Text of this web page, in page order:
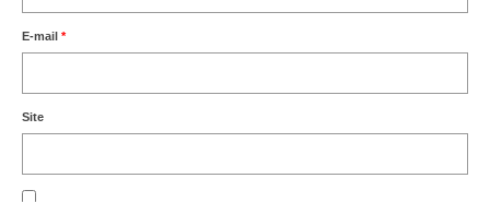
E-mail *
Site